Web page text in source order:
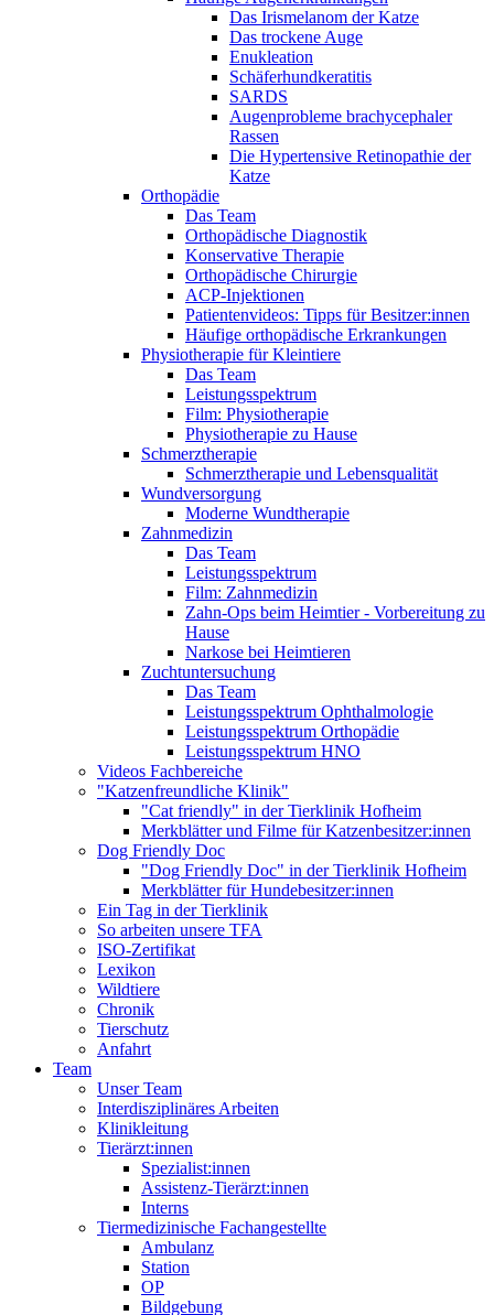
Das Irismelanom der Katze
Das trockene Auge
Enukleation
Schäferhundkeratitis
SARDS
Augenprobleme brachycephaler
Rassen
Die Hypertensive Retinopathie der
Katze
Orthopädie
Das Team
Orthopädische Diagnostik
Konservative Therapie
Orthopädische Chirurgie
ACP-Injektionen
Patientenvideos: Tipps für Besitzer:innen
Häufige orthopädische Erkrankungen
Physiotherapie für Kleintiere
Das Team
Leistungsspektrum
Film: Physiotherapie
Physiotherapie zu Hause
Schmerztherapie
Schmerztherapie und Lebensqualität
Wundversorgung
Moderne Wundtherapie
Zahnmedizin
Das Team
Leistungsspektrum
Film: Zahnmedizin
Zahn-Ops beim Heimtier - Vorbereitung zu
Hause
Narkose bei Heimtieren
Zuchtuntersuchung
Das Team
Leistungsspektrum Ophthalmologie
Leistungsspektrum Orthopädie
Leistungsspektrum HNO
Videos Fachbereiche
"Katzenfreundliche Klinik"
"Cat friendly" in der Tierklinik Hofheim
Merkblätter und Filme für Katzenbesitzer:innen
Dog Friendly Doc
"Dog Friendly Doc" in der Tierklinik Hofheim
Merkblätter für Hundebesitzer:innen
Ein Tag in der Tierklinik
So arbeiten unsere TFA
ISO-Zertifikat
Lexikon
Wildtiere
Chronik
Tierschutz
Anfahrt
Team
Unser Team
Interdisziplinäres Arbeiten
Klinikleitung
Tierärzt:innen
Spezialist:innen
Assistenz-Tierärzt:innen
Interns
Tiermedizinische Fachangestellte
Ambulanz
Station
OP
Bildgebung